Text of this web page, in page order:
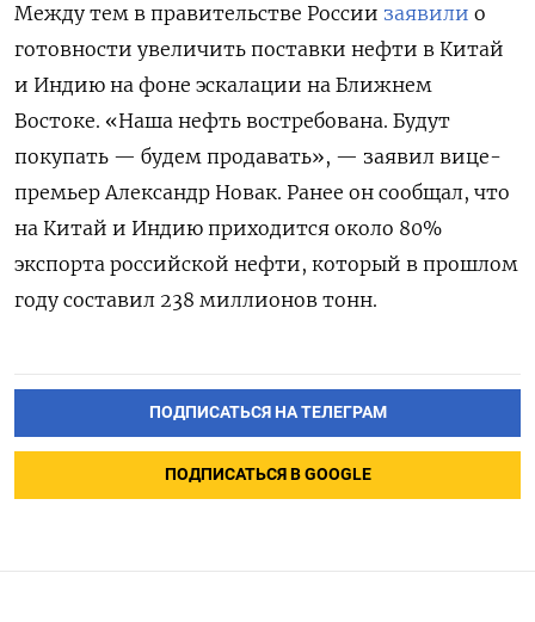
Между тем в правительстве России заявили о
готовности увеличить поставки нефти в Китай
и Индию на фоне эскалации на Ближнем
Востоке. «Наша ​нефть востребована. Будут
покупать — будем ‌продавать», — заявил вице-
премьер Александр Новак. Ранее он сообщал, что
на Китай и ​Индию ​приходится ‌около 80%
экспорта российской нефти, который ​в прошлом
году составил 238 миллионов тонн.
ПОДПИСАТЬСЯ НА ТЕЛЕГРАМ
ПОДПИСАТЬСЯ В GOOGLE